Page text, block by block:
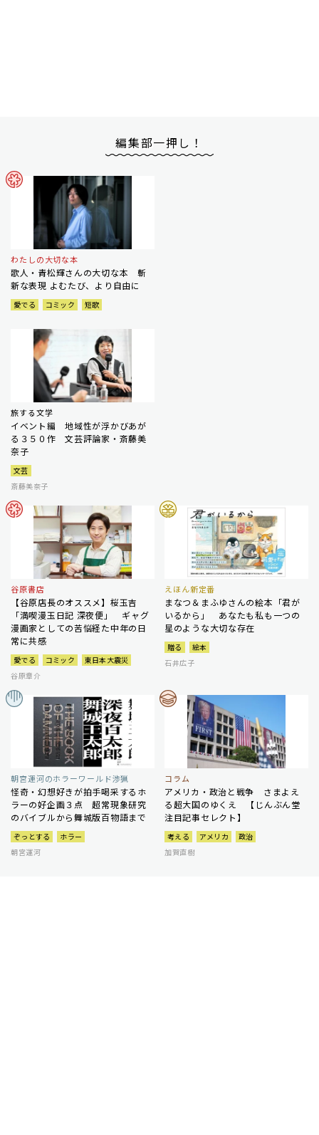
編集部一押し！
わたしの大切な本
歌人・青松輝さんの大切な本 斬
新な表現 よむたび、より自由に
愛でる コミック 短歌
旅する文学
イベント編 地域性が浮かびあが
る３５０作 文芸評論家・斎藤美
奈子
文芸
斎藤美奈子
谷原書店
【谷原店長のオススメ】桜玉吉
「満喫漫玉日記 深夜便」 ギャグ
漫画家としての苦悩経た中年の日
常に共感
愛でる コミック
東日本大震災
谷原章介
えほん新定番
まなつ＆まふゆさんの絵本「君が
いるから」 あなたも私も一つの
星のような大切な存在
贈る
絵本
石井広子
朝宮運河のホラーワールド渉猟
怪奇・幻想好きが拍手喝采するホ
ラーの好企画３点 超常現象研究
のバイブルから舞城版百物語まで
ぞっとする
ホラー
朝宮運河
コラム
アメリカ・政治と戦争 さまよえ
る超大国のゆくえ 【じんぶん堂
注目記事セレクト】
考える アメリカ
政治
加賀直樹